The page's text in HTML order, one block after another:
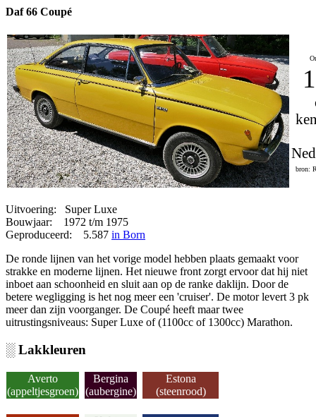
Daf 66 Coupé
bron:
Uitvoering: Super Luxe
Bouwjaar: 1972 t/m 1975
Geproduceerd: 5.587 in Born
De ronde lijnen van het vorige model hebben plaats gemaakt voor
strakke en moderne lijnen. Het nieuwe front zorgt ervoor dat hij niet
inboet aan schoonheid en sluit aan op de ranke daklijn. Door de
betere wegligging is het nog meer een 'cruiser'. De motor levert 3 pk
meer dan zijn voorganger. De Coupé heeft maar twee
uitrustingsniveaus: Super Luxe of (1100cc of 1300cc) Marathon.
░ Lakkleuren
Averto
(appeltjesgroen)
Bergina
(aubergine)
Estona
(steenrood)